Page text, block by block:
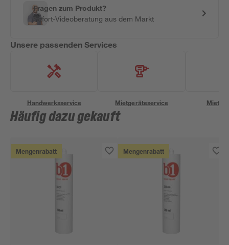
Fragen zum Produkt?
Sofort-Videoberatung aus dem Markt
Unsere passenden Services
Handwerksservice Mietgeräteservice
Häufig dazu gekauft
Mengenrabatt Mengenrabatt